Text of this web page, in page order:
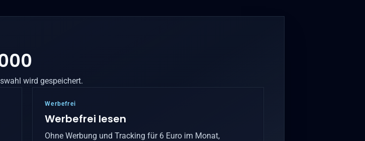
wird gespeichert.
Werbefrei
Werbefrei lesen
Ohne Werbung und Tracking für 6 Euro im Monat,